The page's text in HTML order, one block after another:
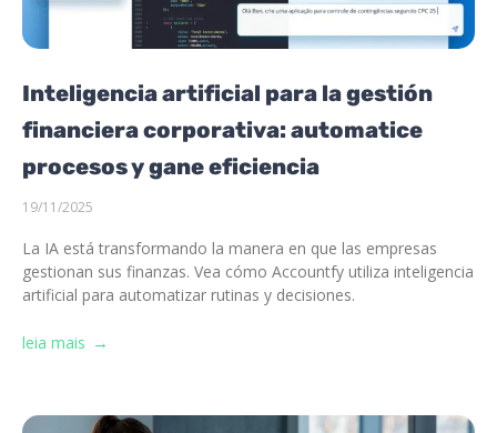
Inteligencia artificial para la gestión
financiera corporativa: automatice
procesos y gane eficiencia
19/11/2025
La IA está transformando la manera en que las empresas
gestionan sus finanzas. Vea cómo Accountfy utiliza inteligencia
artificial para automatizar rutinas y decisiones.
leia mais